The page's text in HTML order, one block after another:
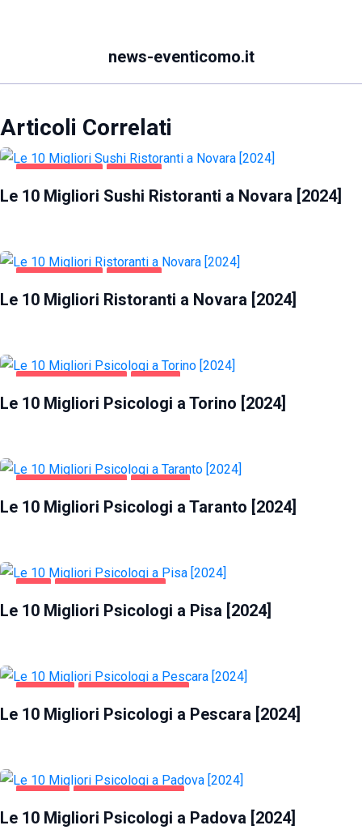
news-eventicomo.it
Articoli Correlati
GASTRONOMIA NOVARA
Le 10 Migliori Sushi Ristoranti a Novara [2024]
GASTRONOMIA NOVARA
Le 10 Migliori Ristoranti a Novara [2024]
SALUTE E BELLEZZA TORINO
Le 10 Migliori Psicologi a Torino [2024]
SALUTE E BELLEZZA TARANTO
Le 10 Migliori Psicologi a Taranto [2024]
PISA SALUTE E BELLEZZA
Le 10 Migliori Psicologi a Pisa [2024]
PESCARA SALUTE E BELLEZZA
Le 10 Migliori Psicologi a Pescara [2024]
PADOVA SALUTE E BELLEZZA
Le 10 Migliori Psicologi a Padova [2024]